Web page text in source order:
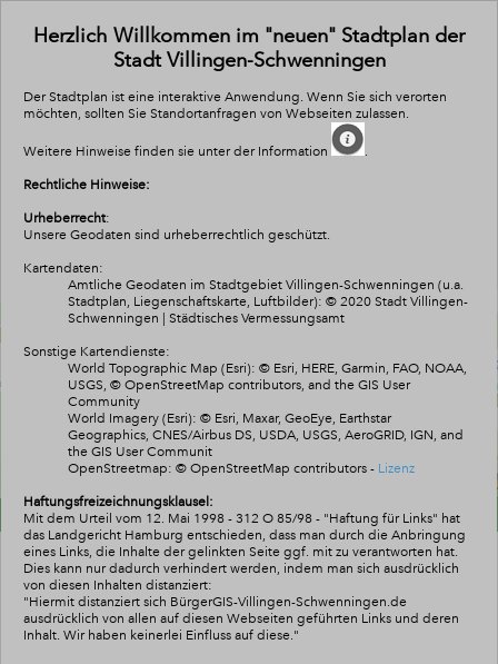
All
Themenbaum -
Layers
Liegenschaftskarte VS
Angebote für Menschen mit Behinderung
Herzlich Willkommen im "neuen" Stadtplan der
Stadt Villingen-Schwenningen
Der Stadtplan ist eine interaktive Anwendung. Wenn Sie sich verorten
möchten, sollten Sie Standortanfragen von Webseiten zulassen.
Weitere Hinweise finden sie unter der Information
.
Rechtliche Hinweise:
Urheberrecht:
Unsere Geodaten sind urheberrechtlich geschützt.
Kartendaten:
Amtliche Geodaten im Stadtgebiet Villingen-Schwenningen (u.a.
Stadtplan, Liegenschaftskarte, Luftbilder): © 2020 Stadt Villingen-
Schwenningen | Städtisches Vermessungsamt
Sonstige Kartendienste:
World Topographic Map (Esri): © Esri, HERE, Garmin, FAO, NOAA,
USGS, © OpenStreetMap contributors, and the GIS User
Community
World Imagery (Esri): © Esri, Maxar, GeoEye, Earthstar
Geographics, CNES/Airbus DS, USDA, USGS, AeroGRID, IGN, and
the GIS User Communit
OpenStreetmap: © OpenStreetMap contributors - Lizenz
Haftungsfreizeichnungsklausel:
Mit dem Urteil vom 12. Mai 1998 - 312 O 85/98 - "Haftung für Links" hat
das Landgericht Hamburg entschieden, dass man durch die Anbringung
eines Links, die Inhalte der gelinkten Seite ggf. mit zu verantworten hat.
Dies kann nur dadurch verhindert werden, indem man sich ausdrücklich
von diesen Inhalten distanziert:
"Hiermit distanziert sich BürgerGIS-Villingen-Schwenningen.de
ausdrücklich von allen auf diesen Webseiten geführten Links und deren
Inhalt. Wirhaben keinerlei Einfluss auf diese."